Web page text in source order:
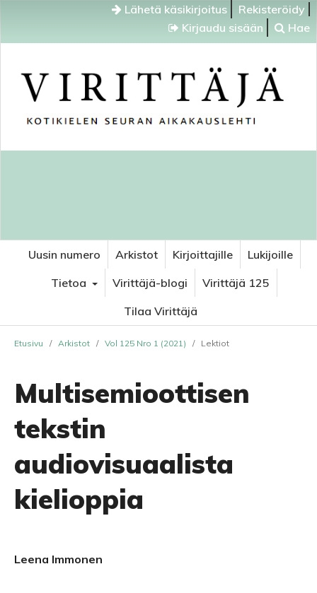
Lähetä käsikirjoitus
Rekisteröidy
Kirjaudu sisään
Hae
Uusin numero Arkistot Kirjoittajille
Lukijoille
Tietoa
Virittäjä-blogi
Virittäjä 125
Tilaa Virittäjä
Etusivu / Arkistot / Vol 125 Nro 1 (2021) / Lektiot
Multisemioottisen
tekstin
audiovisuaalista
kielioppia
Leena Immonen